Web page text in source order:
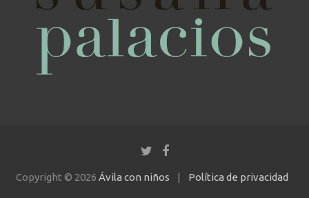
Copyright © 2026 Ávila con niños Política de privacidad